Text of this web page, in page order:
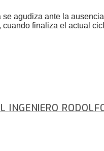
se agudiza ante la
cuando finaliza el actual
INGENIERO